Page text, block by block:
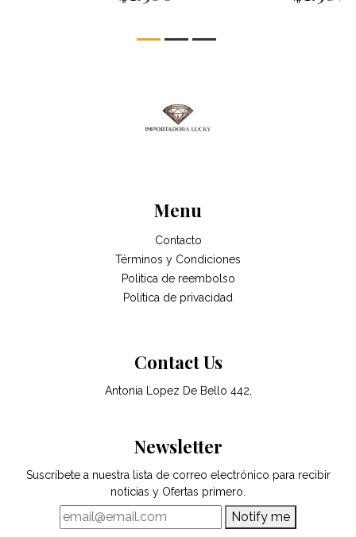
Menu
Contacto
Términos y Condiciones
Politica de reembolso
Política de privacidad
Contact Us
Antonia Lopez De Bello 442,
Newsletter
Suscríbete a nuestra lista de correo electrónico para recibir
noticias y Ofertas primero.
Notify me